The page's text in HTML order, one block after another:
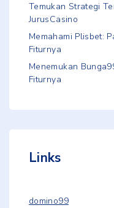
Temukan Strategi
JurusCasino
Memahami Plisbet:
Fiturnya
Menemukan
Fiturnya
Links
domino99